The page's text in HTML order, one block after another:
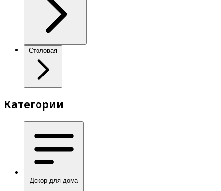
Столовая
Категории
Декор для дома